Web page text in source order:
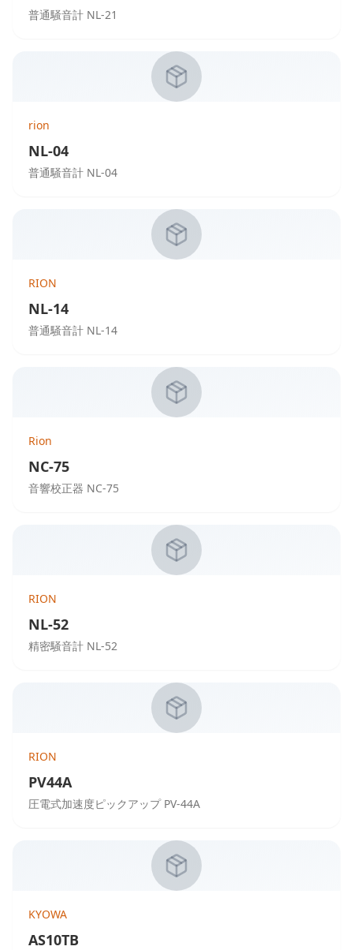
普通騒音計 NL-21
rion
NL-04
普通騒音計 NL-04
RION
NL-14
普通騒音計 NL-14
Rion
NC-75
音響校正器 NC-75
RION
NL-52
精密騒音計 NL-52
RION
PV44A
圧電式加速度ピックアップ PV-44A
KYOWA
AS10TB